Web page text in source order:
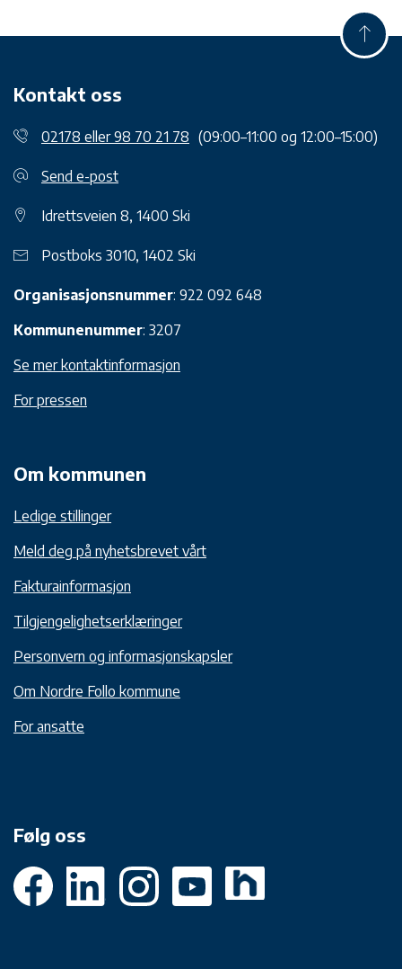
Kontakt oss
02178 eller 98 70 21 78 (09:00–11:00 og 12:00–15:00)
Send e-post
Idrettsveien 8, 1400 Ski
Postboks 3010, 1402 Ski
Organisasjonsnummer: 922 092 648
Kommunenummer: 3207
Se mer kontaktinformasjon
For pressen
Om kommunen
Ledige stillinger
Meld deg på nyhetsbrevet vårt
Fakturainformasjon
Tilgjengelighetserklæringer
Personvern og informasjonskapsler
Om Nordre Follo kommune
For ansatte
Følg oss